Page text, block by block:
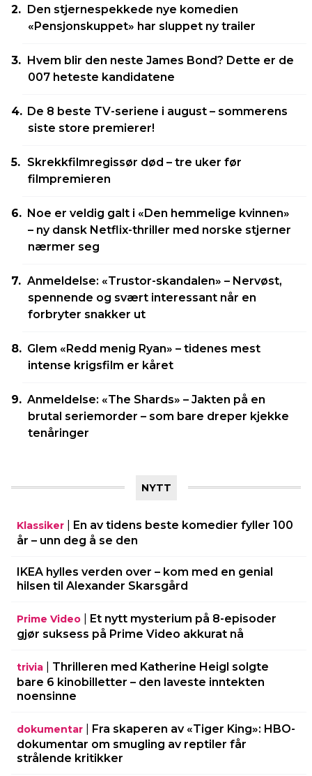
Den stjernespekkede nye komedien
«Pensjonskuppet» har sluppet ny trailer
Hvem blir den neste James Bond? Dette er de
007 heteste kandidatene
De 8 beste TV-seriene i august – sommerens
siste store premierer!
Skrekkfilmregissør død – tre uker før
filmpremieren
Noe er veldig galt i «Den hemmelige kvinnen»
– ny dansk Netflix-thriller med norske stjerner
nærmer seg
Anmeldelse: «Trustor-skandalen» – Nervøst,
spennende og svært interessant når en
forbryter snakker ut
Glem «Redd menig Ryan» – tidenes mest
intense krigsfilm er kåret
Anmeldelse: «The Shards» – Jakten på en
brutal seriemorder – som bare dreper kjekke
tenåringer
NYTT
Klassiker
En av tidens beste komedier fyller 100
år – unn deg å se den
IKEA hylles verden over – kom med en genial
hilsen til Alexander Skarsgård
Prime Video
Et nytt mysterium på 8-episoder
gjør suksess på Prime Video akkurat nå
trivia
Thrilleren med Katherine Heigl solgte
bare 6 kinobilletter – den laveste inntekten
noensinne
dokumentar
Fra skaperen av «Tiger King»: HBO-
dokumentar om smugling av reptiler får
strålende kritikker